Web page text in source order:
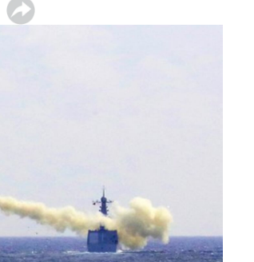
读新疆
核
显示 视频 个子部分